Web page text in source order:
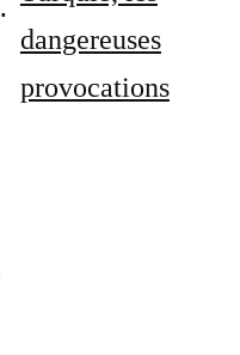
dangereuses
provocations